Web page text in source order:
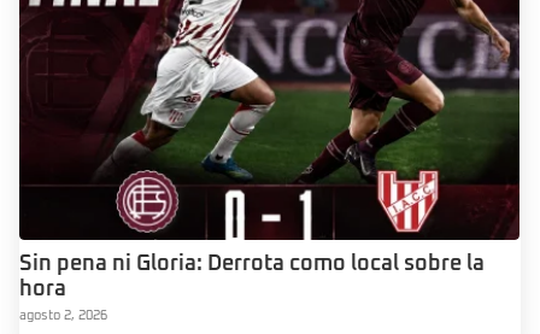
Sin pena ni Gloria: Derrota como local sobre la
hora
agosto 2, 2026